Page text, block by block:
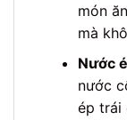
món
mà
Nước
nước
ép trái